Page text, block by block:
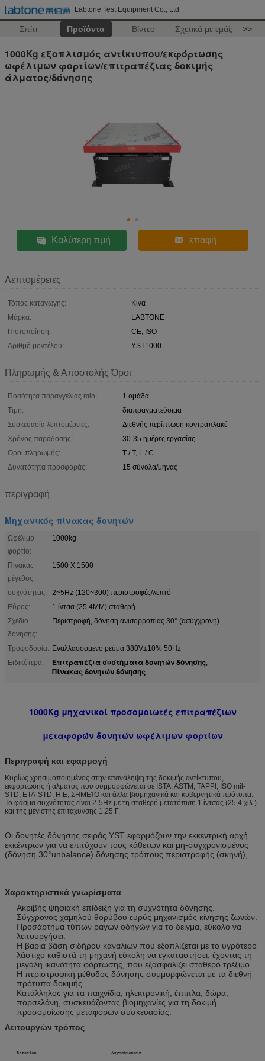
Labtone Test Equipment Co., Ltd
Σπίτι Προϊόντα Βίντεο Σχετικά με εμάς >>
1000Kg εξοπλισμός αντίκτυπου/εκφόρτωσης
ωφέλιμων φορτίων/επιτραπέζιας δοκιμής
άλματος/δόνησης
Καλύτερη τιμή επαφή
Λεπτομέρειες
Τόπος καταγωγής:
Κίνα
Μάρκα:
LABTONE
Πιστοποίηση:
CE, ISO
Αριθμό μοντέλου:
YST1000
Πληρωμής & Αποστολής Όροι
Ποσότητα παραγγελίας min:
1 ομάδα
Τιμή:
διαπραγματεύσιμα
Συσκευασία λεπτομέρειες:
Διεθνής περίπτωση κοντραπλακέ
Χρόνος παράδοσης:
30-35 ημέρες εργασίας
Όροι πληρωμής:
T / T, L / C
Δυνατότητα προσφοράς:
15 σύνολα/μήνας
περιγραφή
Μηχανικός πίνακας δονητών
Ωφέλιμο
φορτίο:
1000kg
Πίνακας
μέγεθος:
1500 X 1500
συχνότητας:
2~5Hz (120~300) περιστροφές/λεπτό
Εύρος:
1 ίντσα (25.4MM) σταθερή
Σχέδιο
δόνησης:
Περιστροφή, δόνηση ανισορροπίας 30° (ασύγχρονη)
Τροφοδοσία: Εναλλασσόμενο ρεύμα 380V±10% 50Hz
Ειδικότερα:
Επιτραπέζια συστήματα δονητών δόνησης,
Πίνακας δονητών δόνησης
1000Kg μηχανικοί προσομοιωτές επιτραπέζιων
μεταφορών δονητών ωφέλιμων φορτίων
Περιγραφή και εφαρμογή
Κυρίως χρησιμοποιημένος στην επανάληψη της δοκιμής αντίκτυπου,
εκφόρτωσης ή άλματος που συμμορφώνεται σε ISTA, ASTM, TAPPI, ISO mil-
STD, ΕΤΑ-STD, Η.Ε, ΣΗΜΕΊΟ και άλλα βιομηχανικά και κυβερνητικά πρότυπα.
Το φάσμα συχνότητας είναι 2-5Hz με τη σταθερή μετατόπιση 1 ίντσας (25,4 χιλ.)
και της μέγιστης επιτάχυνσης 1,25 Γ.
Οι δονητές δόνησης σειράς YST εφαρμόζουν την εκκεντρική αρχή
εκκέντρων για να επιτύχουν τους κάθετων και μη-συγχρονισμένος
(δόνηση 30°unbalance) δόνησης τρόπους περιστροφής (σκηνή),
Χαρακτηριστικά γνωρίσματα
Ακριβής ψηφιακή επίδειξη για τη συχνότητα δόνησης.
Σύγχρονος χαμηλού θορύβου ευρύς μηχανισμός κίνησης ζωνών.
Προσάρτημα τύπων ραγών οδηγών για το δείγμα, εύκολο να
λειτουργήσει.
Η βαριά βάση σιδήρου καναλιών που εξοπλίζεται με το υγρότερο
λάστιχο καθιστά τη μηχανή εύκολη να εγκαταστήσει, έχοντας τη
μεγάλη ικανότητα φόρτωσης, που εξασφαλίζει σταθερό τρέξιμο.
Η περιστροφική μέθοδος δόνησης συμμορφώνεται με τα διεθνή
πρότυπα δοκιμής.
Κατάλληλος για τα παιχνίδια, ηλεκτρονική, έπιπλα, δώρα,
πορσελάνη, συσκευάζοντας βιομηχανίες για τη δοκιμή
προσομοίωσης μεταφορών συσκευασίας.
Λειτουργών τρόπος